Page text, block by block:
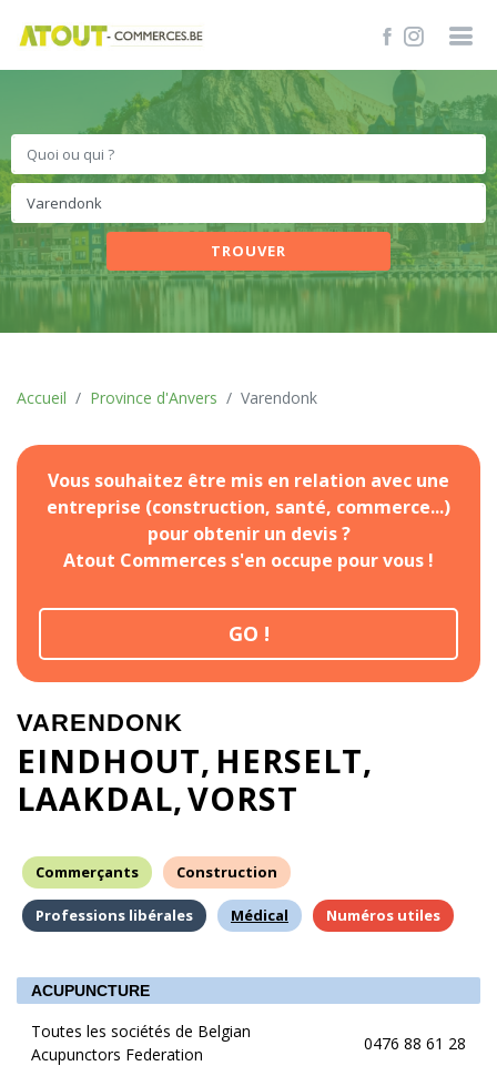
TROUVER
Accueil Province d'Anvers Varendonk
Vous souhaitez être mis en relation avec une
entreprise (construction, santé, commerce...)
pour obtenir un devis ?
Atout Commerces s'en occupe pour vous !
GO !
VARENDONK
EINDHOUT HERSELT
LAAKDAL VORST
Commerçants Construction
Professions libérales Médical Numéros utiles
ACUPUNCTURE
Toutes les sociétés de Belgian
Acupunctors Federation
0476 88 61 28